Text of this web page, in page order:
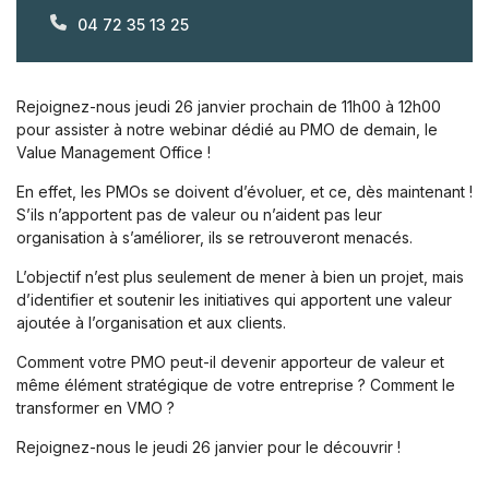
04 72 35 13 25
Rejoignez-nous jeudi 26 janvier prochain de 11h00 à 12h00
pour assister à notre webinar dédié au PMO de demain, le
Value Management Office !
En effet, les PMOs se doivent d’évoluer, et ce, dès maintenant !
S’ils n’apportent pas de valeur ou n’aident pas leur
organisation à s’améliorer, ils se retrouveront menacés.
L’objectif n’est plus seulement de mener à bien un projet, mais
d’identifier et soutenir les initiatives qui apportent une valeur
ajoutée à l’organisation et aux clients.
Comment votre PMO peut-il devenir apporteur de valeur et
même élément stratégique de votre entreprise ? Comment le
transformer en VMO ?
Rejoignez-nous le jeudi 26 janvier pour le découvrir !